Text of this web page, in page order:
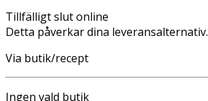
Tillfälligt slut online
Detta påverkar dina leveransalternativ.
Via butik/recept
Ingen vald butik